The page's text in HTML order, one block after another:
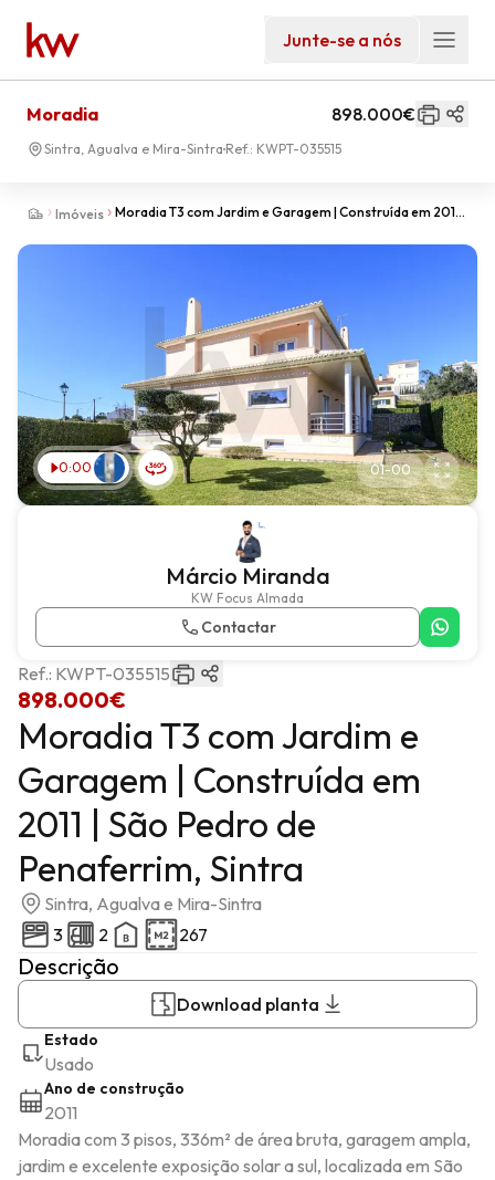
Junte-se a nós
Imóveis
Moradia T3 com Jardim e Garagem | Construída em 2011 |
Moradia 898.000€
Sintra, Agualva e Mira-Sintra Ref.: KWPT-035515
0:00 01-00
Márcio Miranda
KW Focus Almada
Contactar
898.000€
Ref.: KWPT-035515
Moradia T3 com Jardim e
Garagem | Construída em
2011 | São Pedro de
Penaferrim, Sintra
Sintra, Agualva e Mira-Sintra
3
2 267
Descrição
Download planta
Estado
Usado
Ano de construção
2011
Moradia com 3 pisos, 336m² de área bruta, garagem ampla,
jardim e excelente exposição solar a sul, localizada em São